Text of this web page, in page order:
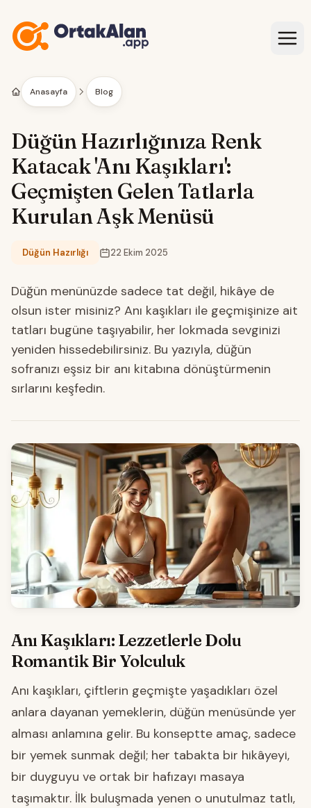
İçeriğe geç
Anasayfa Blog
Düğün Hazırlığınıza Renk
Katacak 'Anı Kaşıkları':
Geçmişten Gelen Tatlarla
Kurulan Aşk Menüsü
Kategori:
Düğün Hazırlığı 22 Ekim 2025
Düğün menünüzde sadece tat değil, hikâye de
olsun ister misiniz? Anı kaşıkları ile geçmişinize ait
tatları bugüne taşıyabilir, her lokmada sevginizi
yeniden hissedebilirsiniz. Bu yazıyla, düğün
sofranızı eşsiz bir anı kitabına dönüştürmenin
sırlarını keşfedin.
Anı Kaşıkları: Lezzetlerle Dolu
Romantik Bir Yolculuk
Anı kaşıkları, çiftlerin geçmişte yaşadıkları özel
anlara dayanan yemeklerin, düğün menüsünde yer
alması anlamına gelir. Bu konseptte amaç, sadece
bir yemek sunmak değil; her tabakta bir hikâyeyi,
bir duyguyu ve ortak bir hafızayı masaya
taşımaktır. İlk buluşmada yenen o unutulmaz tatlı,